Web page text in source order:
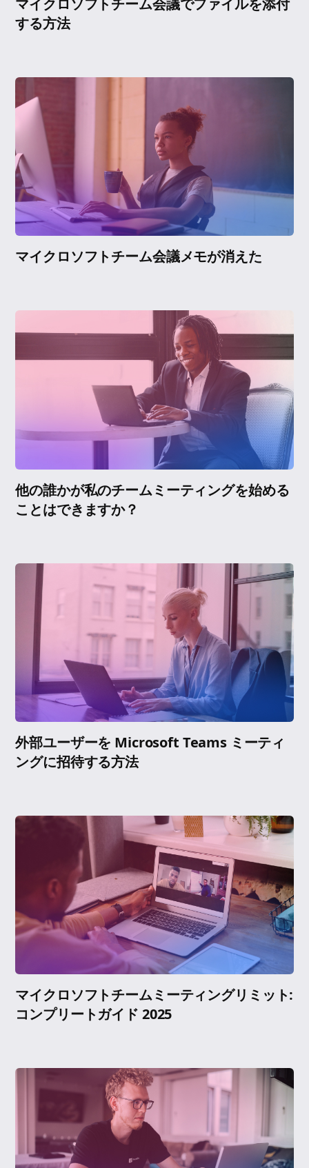
する方法
マイクロソフトチーム会議メモが消えた
他の誰かが私のチームミーティングを始める
ことはできますか？
外部ユーザーを Microsoft Teams ミーティ
ングに招待する方法
マイクロソフトチームミーティングリミット:
コンプリートガイド 2025